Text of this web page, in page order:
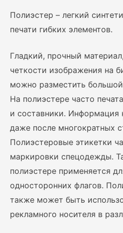
Полиэстер – легкий
печати гибких элементов.
Гладкий, прочный
четкости изображения на
можно разместить
На полиэстере часто
и составники. Информация
даже после многократных
Полиэстеровые этикетки
маркировки спецодежды.
полиэстере применяется
односторонних флагов.
также может быть
рекламного носителя в